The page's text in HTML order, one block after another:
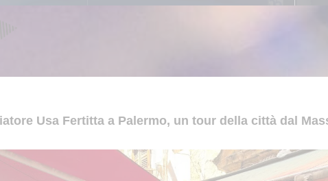
Usa Fertitta a Palermo, un tour della città dal